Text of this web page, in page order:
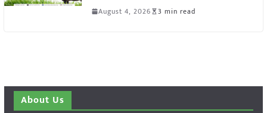
August 4, 2026 3 min read
About Us